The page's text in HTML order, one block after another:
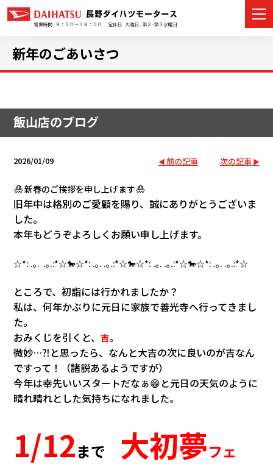
店舗情報
リコ
お問
新年のごあいさつ
飯山店のブログ
2026/01/09 前の記事 次の記事
🎍新春のご挨拶を申し上げます🎍
旧年中は格別のご愛顧を賜り、誠にありがとうございま
した。
本年もどうぞよろしくお願い申し上げます。
☆*: .｡. .｡.:*☆🐎☆*: .｡. .｡.:*☆🐎☆*: .｡. .｡.:*☆🐎☆*: .｡. .｡.:*☆
ところで、初詣には行かれましたか？
私は、何年かぶりに元日に家族で善光寺へ行ってきまし
た。
おみくじを引くと、吉。
微妙…⁈と思ったら、なんと大吉の次に良いのが吉なん
ですって！（諸説あるようですが）
今年は幸先いいスタートだなぁ😁と元日の天気のように
晴れ晴れとした気持ちになれました。
1/12まで 大初夢フェ